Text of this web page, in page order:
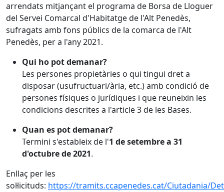
arrendats mitjançant el programa de Borsa de Lloguer
del Servei Comarcal d'Habitatge de l'Alt Penedès,
sufragats amb fons públics de la comarca de l'Alt
Penedès, per a l'any 2021.
Qui ho pot demanar?
Les persones propietàries o qui tingui dret a
disposar (usufructuari/ària, etc.) amb condició de
persones físiques o jurídiques i que reuneixin les
condicions descrites a l'article 3 de les Bases.
Quan es pot demanar?
Termini s'estableix de l'1 de setembre a 31
d'octubre de 2021.
Enllaç per les
sol·licituds: https://tramits.ccapenedes.cat/Ciutadania/